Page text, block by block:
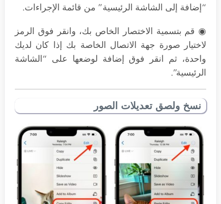
“إضافة إلى الشاشة الرئيسية” من قائمة الإجراءات.
◉ قم بتسمية الاختصار الخاص بك، وانقر فوق الرمز
لاختيار صورة جهة الاتصال الخاصة بك إذا كان لديك
واحدة، ثم انقر فوق إضافة لوضعها على “الشاشة
الرئيسية”.
نسخ ولصق تعديلات الصور